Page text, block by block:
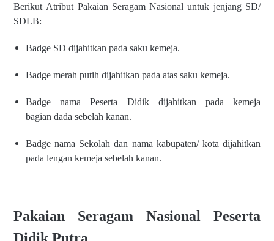
Berikut Atribut Pakaian Seragam Nasional untuk jenjang SD/
SDLB:
Badge SD dijahitkan pada saku kemeja.
Badge merah putih dijahitkan pada atas saku kemeja.
Badge nama Peserta Didik dijahitkan pada kemeja
bagian dada sebelah kanan.
Badge nama Sekolah dan nama kabupaten/ kota dijahitkan
pada lengan kemeja sebelah kanan.
Pakaian Seragam Nasional Peserta
Didik Putra